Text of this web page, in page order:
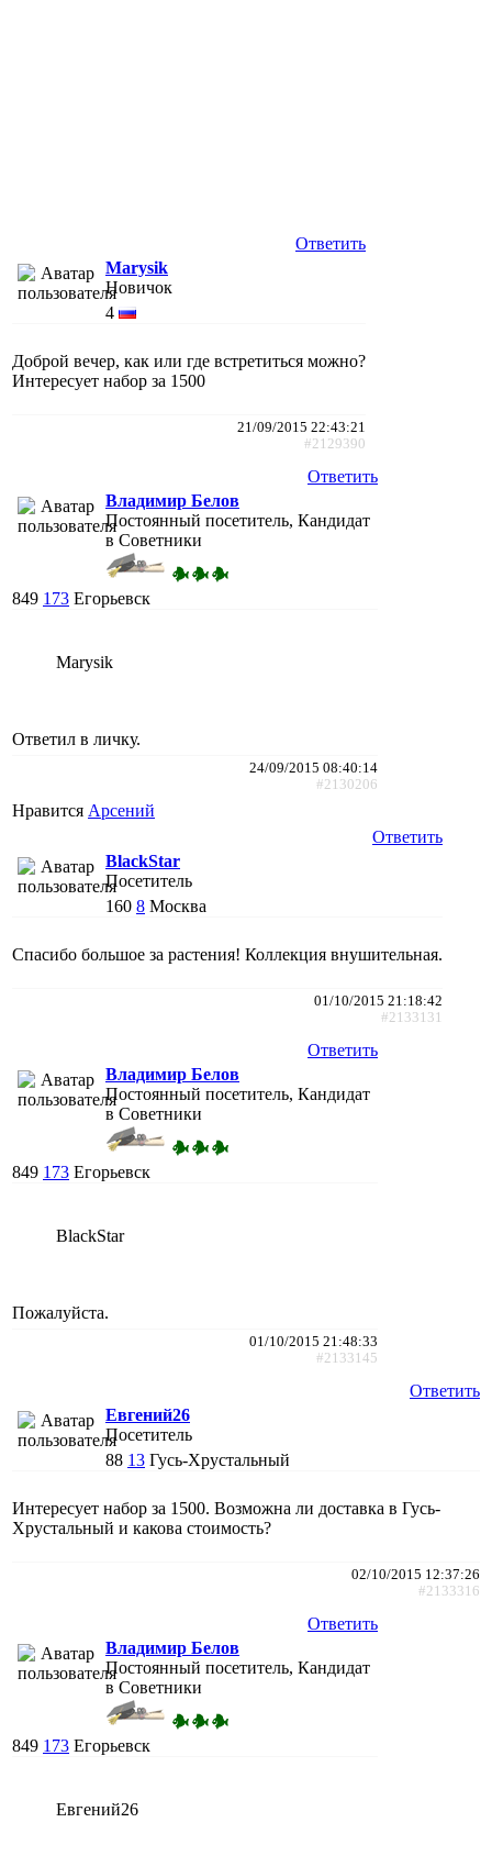
Ответить
Marysik
Новичок
4
Доброй вечер, как или где встретиться можно?
Интересует набор за 1500
21/09/2015 22:43:21
#2129390
Ответить
Владимир Белов
Постоянный посетитель, Кандидат
в Советники
849 173 Егорьевск
Marysik
Ответил в личку.
24/09/2015 08:40:14
#2130206
Нравится Арсений
Ответить
BlackStar
Посетитель
160 8 Москва
Спасибо большое за растения! Коллекция внушительная.
01/10/2015 21:18:42
#2133131
Ответить
Владимир Белов
Постоянный посетитель, Кандидат
в Советники
849 173 Егорьевск
BlackStar
Пожалуйста.
01/10/2015 21:48:33
#2133145
Ответить
Евгений26
Посетитель
88 13 Гусь-Хрустальный
Интересует набор за 1500. Возможна ли доставка в Гусь-
Хрустальный и какова стоимость?
02/10/2015 12:37:26
#2133316
Ответить
Владимир Белов
Постоянный посетитель, Кандидат
в Советники
849 173 Егорьевск
Евгений26